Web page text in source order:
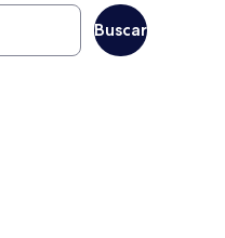
Buscar